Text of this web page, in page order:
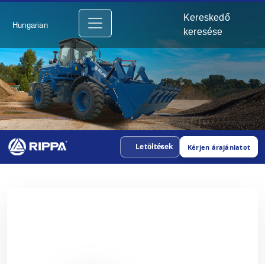
Hungarian
Kereskedő
keresése
Letöltések Kérjen árajánlatot